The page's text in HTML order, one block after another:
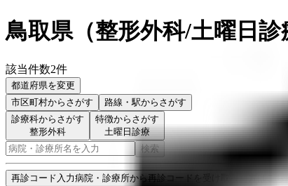
鳥取県（整形外科/土曜日診
該当件数2件
都道府県を変更
市区町村からさがす 路線・駅からさがす
診療科からさがす
整形外科
特徴からさがす
土曜日診療
検索
再診コード入力病院・診療所から再診コードを受け取った方はこち